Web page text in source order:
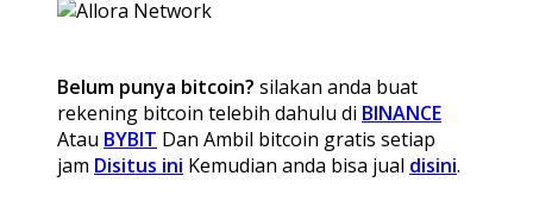
Belum punya bitcoin? silakan anda buat
rekening bitcoin telebih dahulu di BINANCE
Atau BYBIT Dan Ambil bitcoin gratis setiap
jam Disitus ini Kemudian anda bisa jual disini.